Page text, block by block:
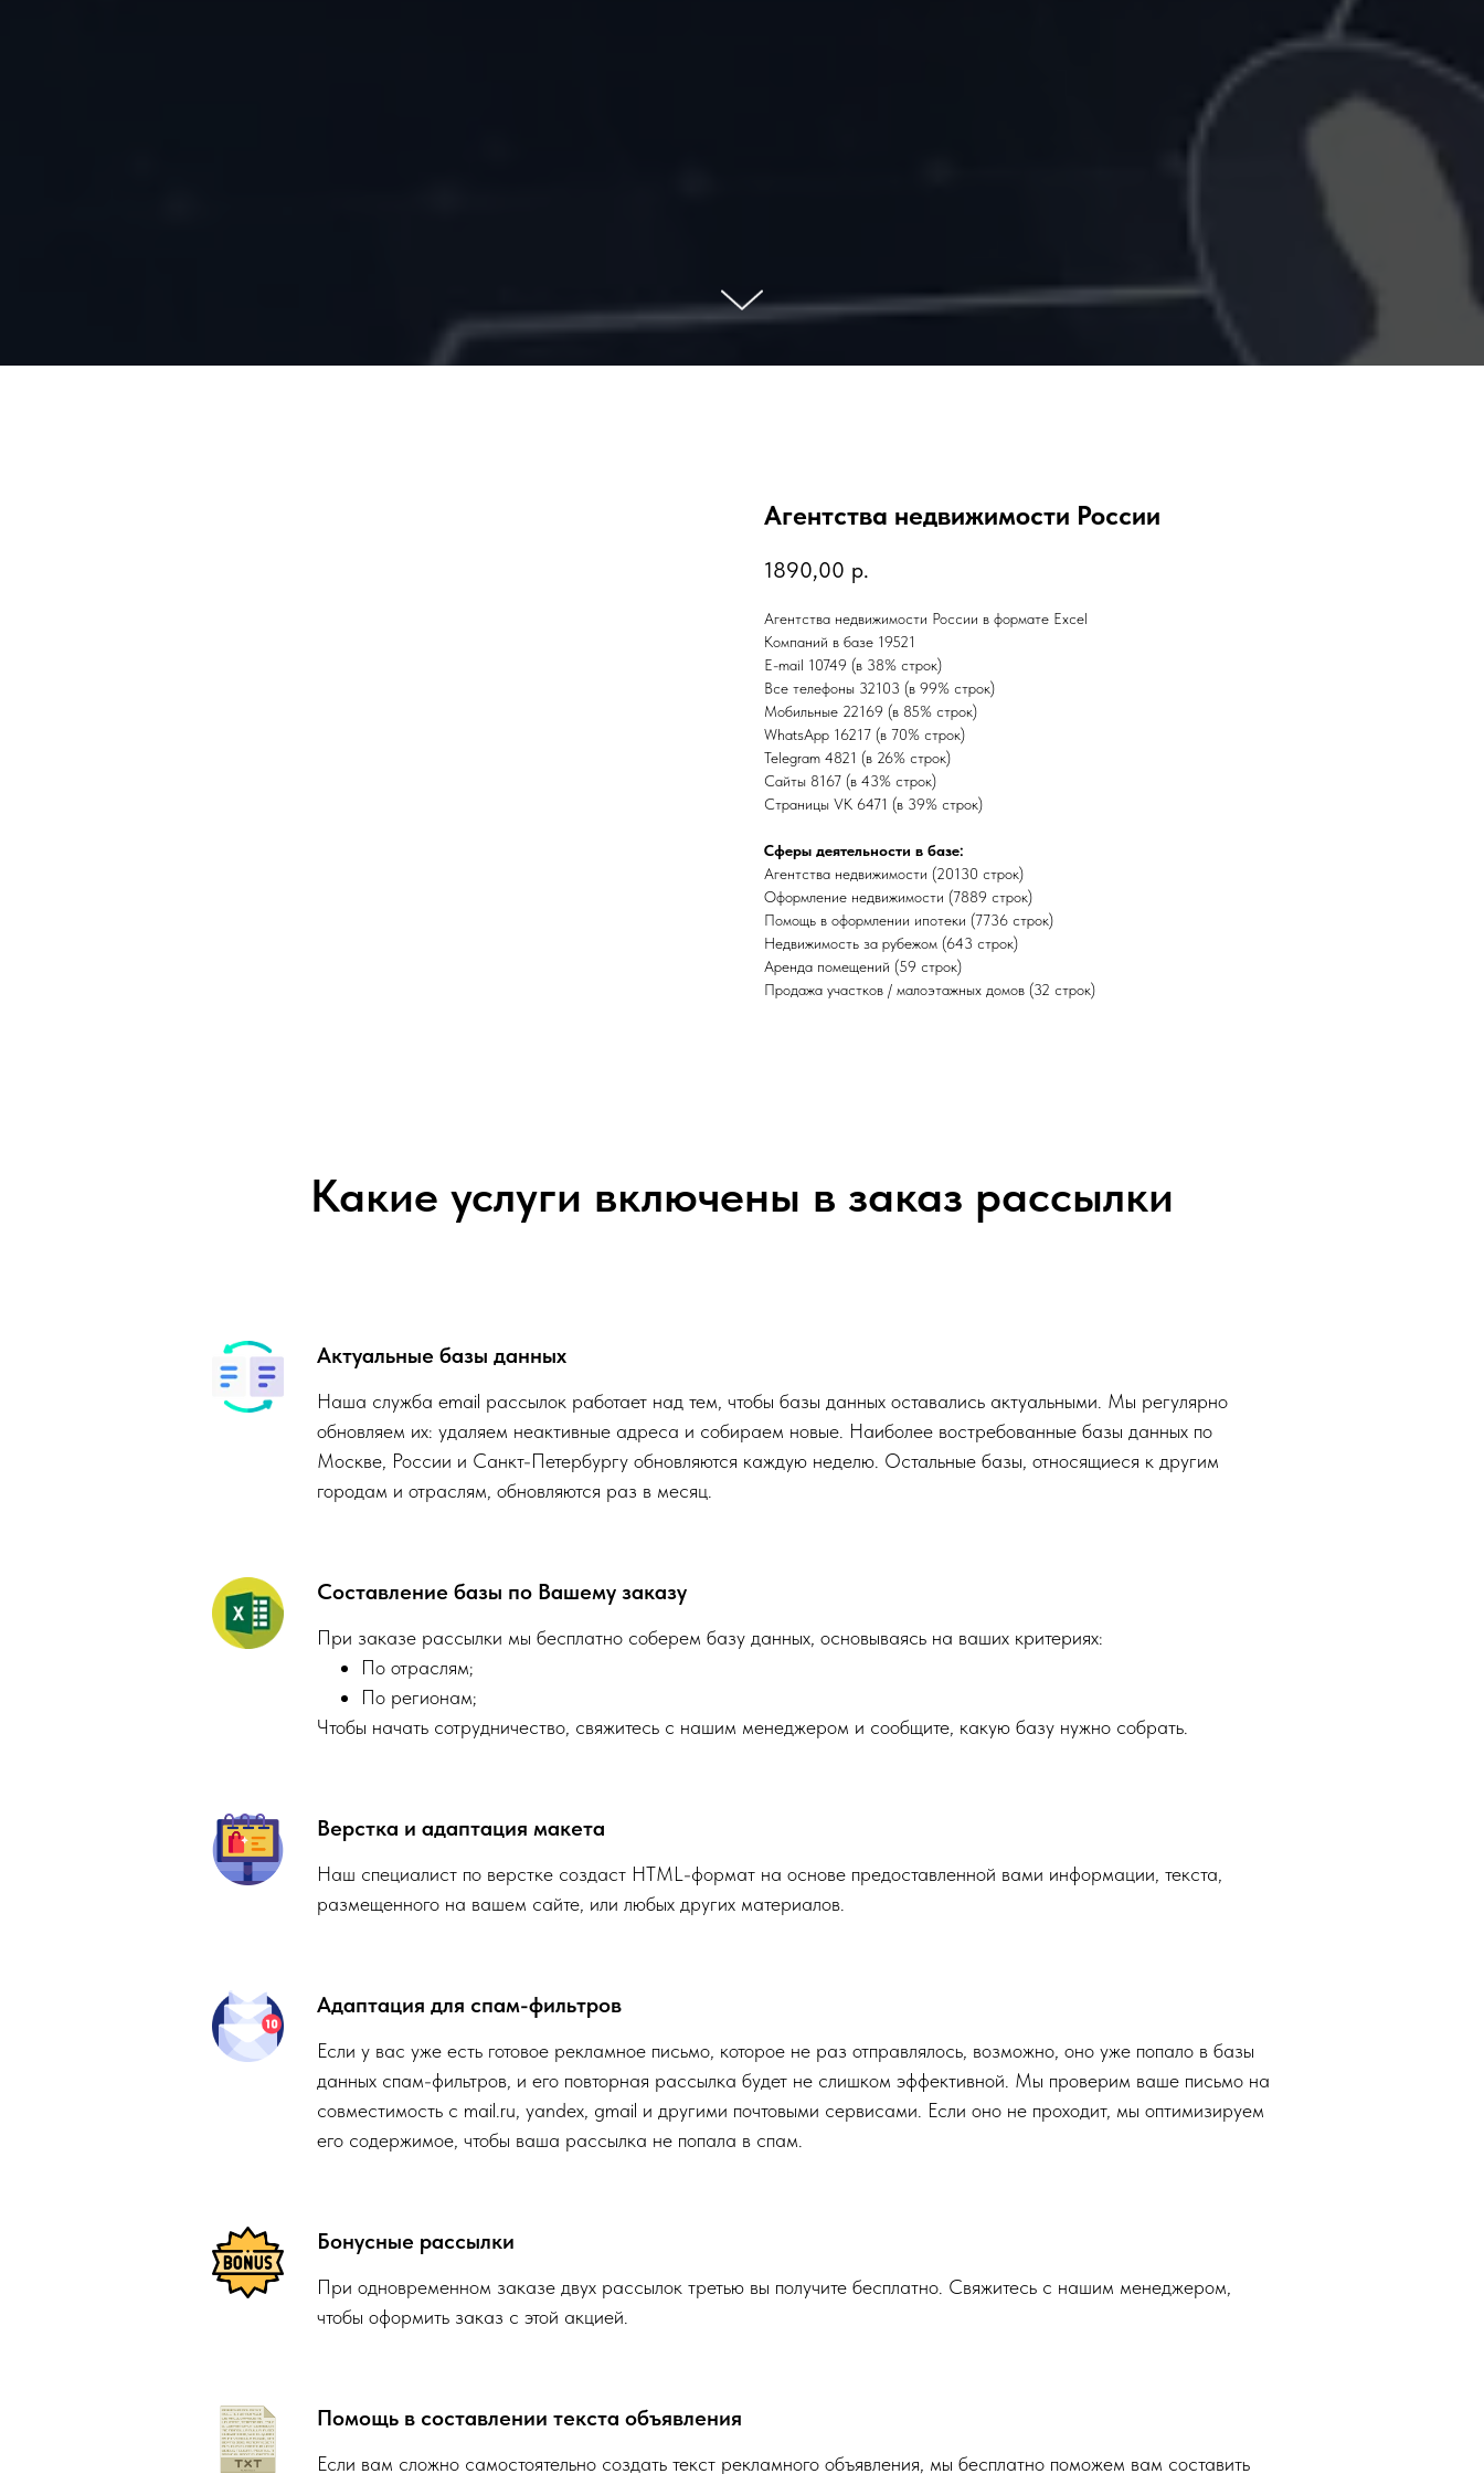
Агентства недвижимости России
1890,00 р.
Агентства недвижимости России в формате Excel
Компаний в базе 19521
E-mail 10749 (в 38% строк)
Все телефоны 32103 (в 99% строк)
Мобильные 22169 (в 85% строк)
WhatsApp 16217 (в 70% строк)
Telegram 4821 (в 26% строк)
Сайты 8167 (в 43% строк)
Страницы VK 6471 (в 39% строк)
Сферы деятельности в базе:
Агентства недвижимости (20130 строк)
Оформление недвижимости (7889 строк)
Помощь в оформлении ипотеки (7736 строк)
Недвижимость за рубежом (643 строк)
Аренда помещений (59 строк)
Продажа участков / малоэтажных домов (32 строк)
Какие услуги включены в заказ рассылки
Актуальные базы данных
Наша служба email рассылок работает над тем, чтобы базы данных оставались актуальными. Мы регулярно
обновляем их: удаляем неактивные адреса и собираем новые. Наиболее востребованные базы данных по
Москве, России и Санкт-Петербургу обновляются каждую неделю. Остальные базы, относящиеся к другим
городам и отраслям, обновляются раз в месяц.
Составление базы по Вашему заказу
При заказе рассылки мы бесплатно соберем базу данных, основываясь на ваших критериях:
По отраслям;
По регионам;
Чтобы начать сотрудничество, свяжитесь с нашим менеджером и сообщите, какую базу нужно собрать.
Верстка и адаптация макета
Наш специалист по верстке создаст HTML-формат на основе предоставленной вами информации, текста,
размещенного на вашем сайте, или любых других материалов.
Адаптация для спам-фильтров
Если у вас уже есть готовое рекламное письмо, которое не раз отправлялось, возможно, оно уже попало в базы
данных спам-фильтров, и его повторная рассылка будет не слишком эффективной. Мы проверим ваше письмо на
совместимость с mail.ru, yandex, gmail и другими почтовыми сервисами. Если оно не проходит, мы оптимизируем
его содержимое, чтобы ваша рассылка не попала в спам.
Бонусные рассылки
При одновременном заказе двух рассылок третью вы получите бесплатно. Свяжитесь с нашим менеджером,
чтобы оформить заказ с этой акцией.
Помощь в составлении текста объявления
Если вам сложно самостоятельно создать текст рекламного объявления, мы бесплатно поможем вам составить